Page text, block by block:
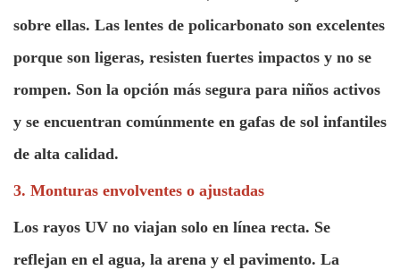
sobre ellas. Las lentes de policarbonato son excelentes
porque son ligeras, resisten fuertes impactos y no se
rompen. Son la opción más segura para niños activos
y se encuentran comúnmente en gafas de sol infantiles
de alta calidad.
3. Monturas envolventes o ajustadas
Los rayos UV no viajan solo en línea recta. Se
reflejan en el agua, la arena y el pavimento. La